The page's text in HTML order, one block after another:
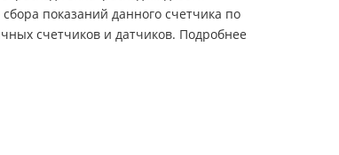
показаний данного счетчика по
счетчиков и датчиков. Подробнее